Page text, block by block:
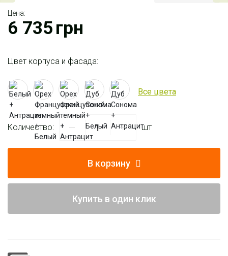
проектирования
Цена:
6 735грн
Цвет корпуса и фасада:
Все цвета
Количество: шт
В корзину
Купить в один клик